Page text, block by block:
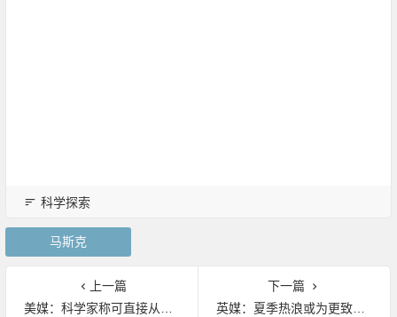
科学探索
马斯克
上一篇
美媒：科学家称可直接从阳光获燃料
下一篇
英媒：夏季热浪或为更致命“无声杀手”